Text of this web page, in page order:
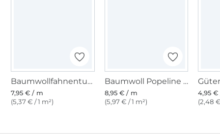
Baumwollfahnentuch, schwarz
7,95 € / m
(5,37 € / 1 m²)
Baumwoll Popeline schwarz
8,95 € / m
(5,97 € / 1 m²)
4,95 €
(2,48